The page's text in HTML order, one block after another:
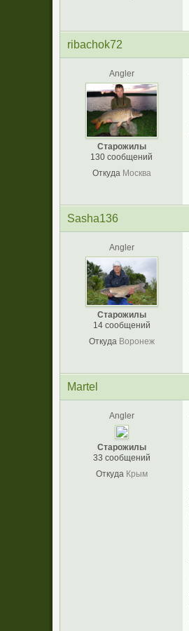
ribachok72
Angler
Старожилы
130 сообщений
Откуда Москва
Sasha136
Angler
Старожилы
14 сообщений
Откуда Воронеж
Martel
Angler
Старожилы
33 сообщений
Откуда Крым